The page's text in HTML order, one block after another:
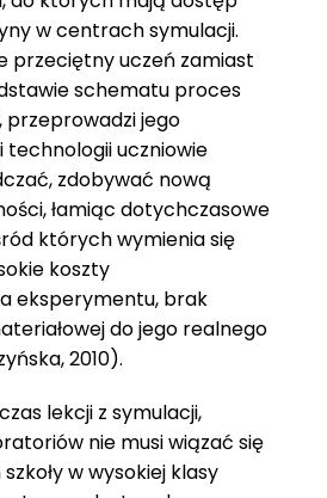
w centrach symulacji.
przeciętny uczeń zamiast
schematu proces
przeprowadzi jego
technologii uczniowie
zdobywać nową
łamiąc dotychczasowe
których wymienia się
koszty
eksperymentu, brak
do jego realnego
2010).
lekcji z symulacji,
nie musi wiązać się
w wysokiej klasy